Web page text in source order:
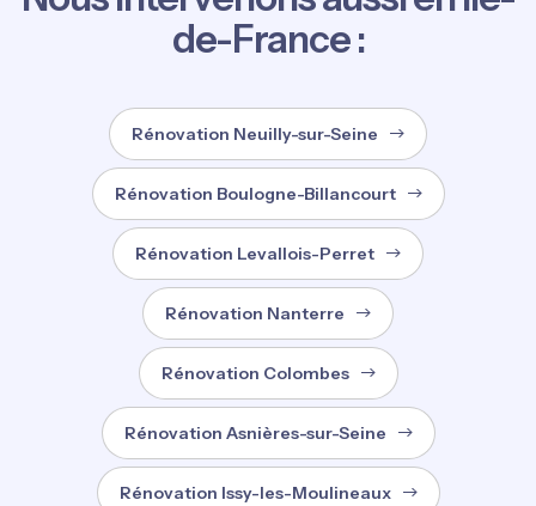
de-France :
Rénovation Neuilly-sur-Seine
Rénovation Boulogne-Billancourt
Rénovation Levallois-Perret
Rénovation Nanterre
Rénovation Colombes
Rénovation Asnières-sur-Seine
Rénovation Issy-les-Moulineaux